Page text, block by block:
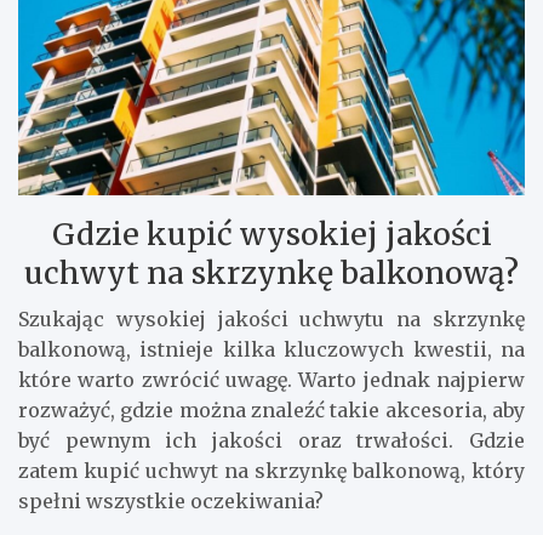
Gdzie kupić wysokiej jakości
uchwyt na skrzynkę balkonową?
Szukając wysokiej jakości uchwytu na skrzynkę
balkonową, istnieje kilka kluczowych kwestii, na
które warto zwrócić uwagę. Warto jednak najpierw
rozważyć, gdzie można znaleźć takie akcesoria, aby
być pewnym ich jakości oraz trwałości. Gdzie
zatem kupić uchwyt na skrzynkę balkonową, który
spełni wszystkie oczekiwania?